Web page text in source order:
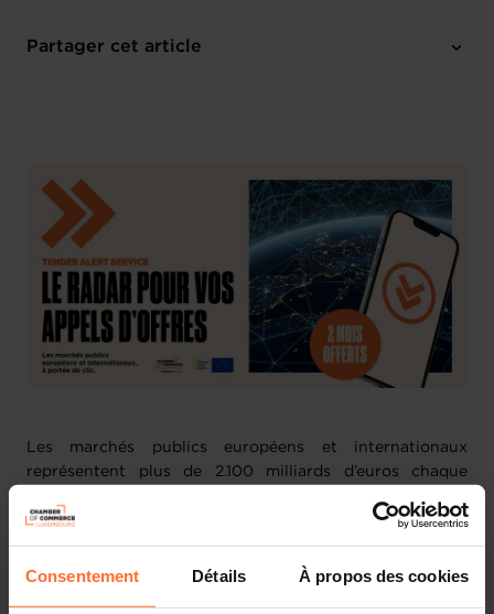
Consentement Détails À propos des cookies
Partager cet article
Les marchés publics européens et internationaux
représentent plus de 2.100 milliards d’euros chaque
côté de ces opportunités faute de temps ou à cause de
démarches complexes. La Chambre de Commerce vous
propose un service de veille, pensé pour vous simplifier